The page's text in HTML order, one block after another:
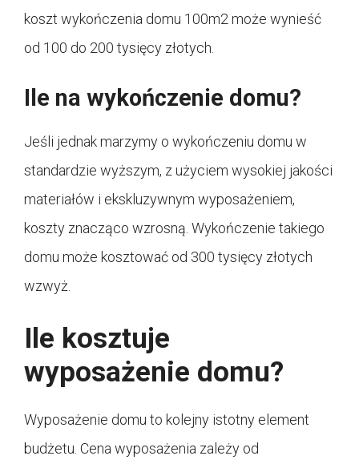
koszt wykończenia domu 100m2 może wynieść
od 100 do 200 tysięcy złotych.
Ile na wykończenie domu?
Jeśli jednak marzymy o wykończeniu domu w
standardzie wyższym, z użyciem wysokiej jakości
materiałów i ekskluzywnym wyposażeniem,
koszty znacząco wzrosną. Wykończenie takiego
domu może kosztować od 300 tysięcy złotych
wzwyż.
Ile kosztuje
wyposażenie domu?
Wyposażenie domu to kolejny istotny element
budżetu. Cena wyposażenia zależy od